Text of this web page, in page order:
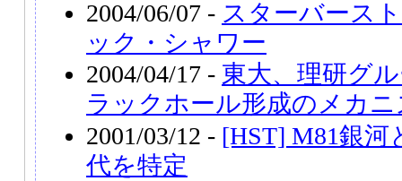
2004/06/07 - スターバース
ック・シャワー
2004/04/17 - 東大、理研グ
ラックホール形成のメカ
2001/03/12 - [HST] M81銀河
代を特定